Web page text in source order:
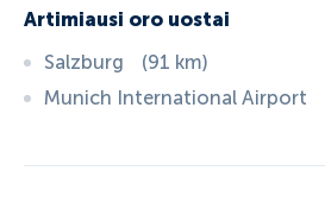
Artimiausi oro uostai
Salzburg
(91 km)
Munich International Airport